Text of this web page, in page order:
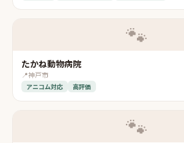
🐾
たかね動物病院
📍神戸市
アニコム対応 高評価
🐾